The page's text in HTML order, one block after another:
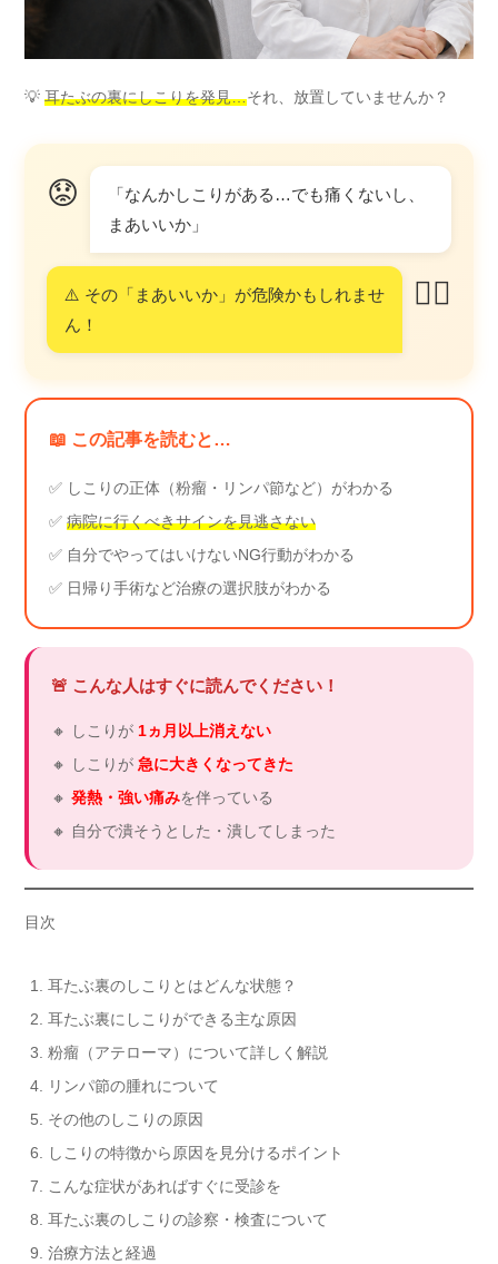
💡 耳たぶの裏にしこりを発見…それ、放置していませんか？
😟
「なんかしこりがある…でも痛くないし、
まあいいか」
⚠️ その「まあいいか」が危険かもしれませ
ん！
👨‍⚕️
📖 この記事を読むと…
✅ しこりの正体（粉瘤・リンパ節など）がわかる
✅ 病院に行くべきサインを見逃さない
✅ 自分でやってはいけないNG行動がわかる
✅ 日帰り手術など治療の選択肢がわかる
🚨 こんな人はすぐに読んでください！
🔸 しこりが 1ヵ月以上消えない
🔸 しこりが 急に大きくなってきた
🔸 発熱・強い痛みを伴っている
🔸 自分で潰そうとした・潰してしまった
目次
耳たぶ裏のしこりとはどんな状態？
耳たぶ裏にしこりができる主な原因
粉瘤（アテローマ）について詳しく解説
リンパ節の腫れについて
その他のしこりの原因
しこりの特徴から原因を見分けるポイント
こんな症状があればすぐに受診を
耳たぶ裏のしこりの診察・検査について
治療方法と経過